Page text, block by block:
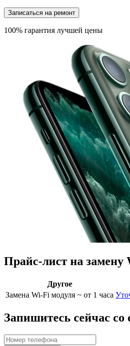
Записаться на ремонт
100% гарантия лучшей цены
Прайс-лист на
Другое
Замена Wi-Fi модуля ~ от 1 часа
Запишитесь сейчас со